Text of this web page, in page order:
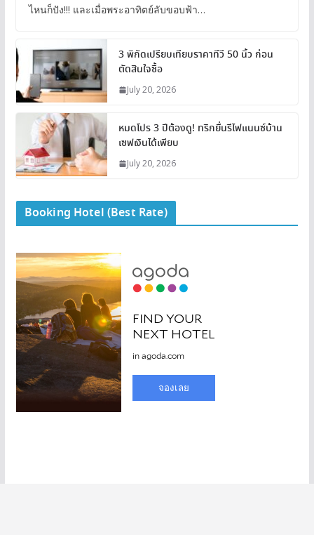
ไหนก็ปัง!!! และเมื่อพระอาทิตย์ลับขอบฟ้า…
3 พิกัดเปรียบเทียบราคาทีวี 50 นิ้ว ก่อน
ตัดสินใจซื้อ
July 20, 2026
หมดโปร 3 ปีต้องดู! ทริกยื่นรีไฟแนนซ์บ้าน
เซฟเงินได้เพียบ
July 20, 2026
Booking Hotel (Best Rate)